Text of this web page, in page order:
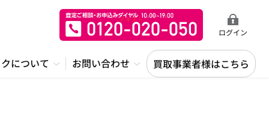
ログイン
について お問い合わせ 買取事業者様はこちら